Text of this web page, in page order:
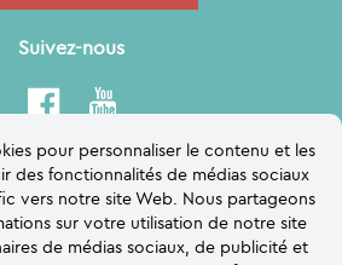
Suivez-nous
pour personnaliser le contenu et les
des fonctionnalités de médias sociaux
vers notre site Web. Nous partageons
sur votre utilisation de notre site
de médias sociaux, de publicité et